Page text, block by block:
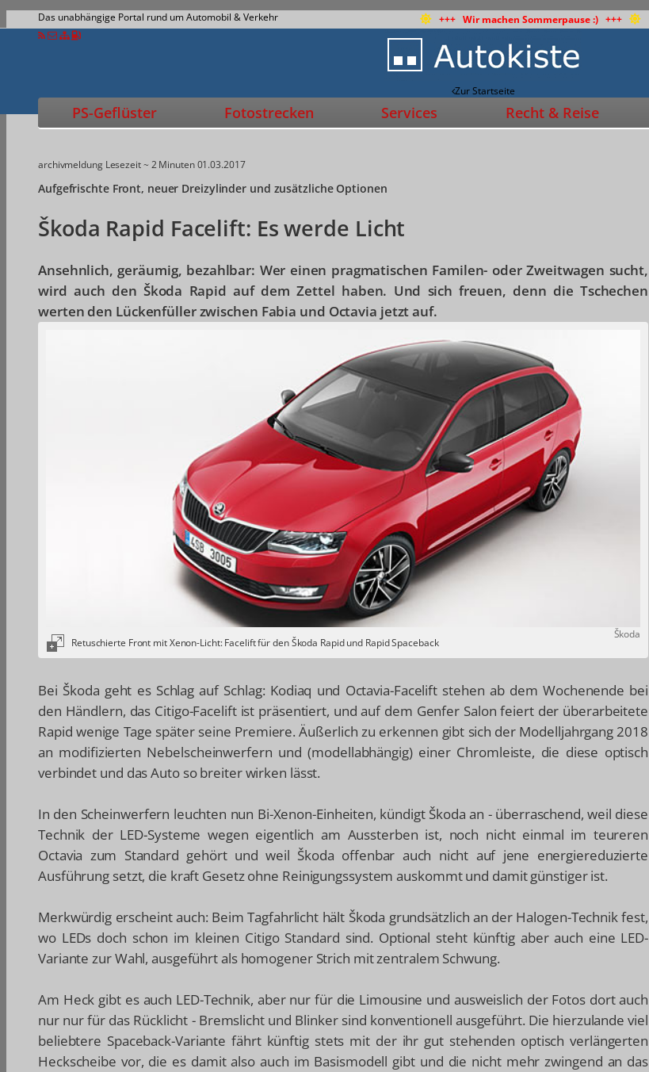
Das unabhängige Portal rund um Automobil & Verkehr +++ Wir machen Sommerpause :) +++
Zur Startseite
PS-Geflüster Fotostrecken Services Recht & Reise
archivmeldung Lesezeit ~ 2 Minuten01.03.2017
Aufgefrischte Front, neuer Dreizylinder und zusätzliche Optionen
Škoda Rapid Facelift: Es werde Licht
Ansehnlich, geräumig, bezahlbar: Wer einen pragmatischen Familen- oder Zweitwagen sucht,
wird auch den Škoda Rapid auf dem Zettel haben. Und sich freuen, denn die Tschechen
werten den Lückenfüller zwischen Fabia und Octavia jetzt auf.
Škoda
Retuschierte Front mit Xenon-Licht: Facelift für den Škoda Rapid und Rapid Spaceback
Bei Škoda geht es Schlag auf Schlag: Kodiaq und Octavia-Facelift stehen ab dem Wochenende bei
den Händlern, das Citigo-Facelift ist präsentiert, und auf dem Genfer Salon feiert der überarbeitete
Rapid wenige Tage später seine Premiere. Äußerlich zu erkennen gibt sich der Modelljahrgang 2018
an modifizierten Nebelscheinwerfern und (modellabhängig) einer Chromleiste, die diese optisch
verbindet und das Auto so breiter wirken lässt.
In den Scheinwerfern leuchten nun Bi-Xenon-Einheiten, kündigt Škoda an - überraschend, weil diese
Technik der LED-Systeme wegen eigentlich am Aussterben ist, noch nicht einmal im teureren
Octavia zum Standard gehört und weil Škoda offenbar auch nicht auf jene energiereduzierte
Ausführung setzt, die kraft Gesetz ohne Reinigungssystem auskommt und damit günstiger ist.
Merkwürdig erscheint auch: Beim Tagfahrlicht hält Škoda grundsätzlich an der Halogen-Technik fest,
wo LEDs doch schon im kleinen Citigo Standard sind. Optional steht künftig aber auch eine LED-
Variante zur Wahl, ausgeführt als homogener Strich mit zentralem Schwung.
Am Heck gibt es auch LED-Technik, aber nur für die Limousine und ausweislich der Fotos dort auch
nur nur für das Rücklicht - Bremslicht und Blinker sind konventionell ausgeführt. Die hierzulande viel
beliebtere Spaceback-Variante fährt künftig stets mit der ihr gut stehenden optisch verlängerten
Heckscheibe vor, die es damit also auch im Basismodell gibt und die nicht mehr zwingend an das